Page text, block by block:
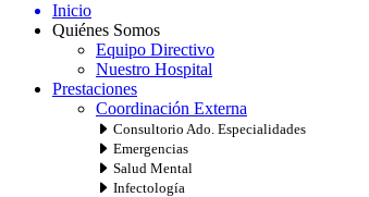
Inicio
Quiénes Somos
Equipo Directivo
Nuestro Hospital
Prestaciones
Coordinación Externa
Consultorio Ado. Especialidades
Emergencias
Salud Mental
Infectología